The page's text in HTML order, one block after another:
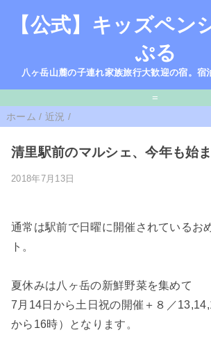
【公式】キッズペン
ぷる
八ヶ岳山麓の子連れ家族旅行大歓迎の宿。宿
=
ホーム / 近況 /
清里駅前のマルシェ、今年も始
2018年7月13日
通常は駅前で日曜に開催されているお
ト。
夏休みは八ヶ岳の新鮮野菜を集めて
7月14日から土日祝の開催＋８／
から16時）となります。